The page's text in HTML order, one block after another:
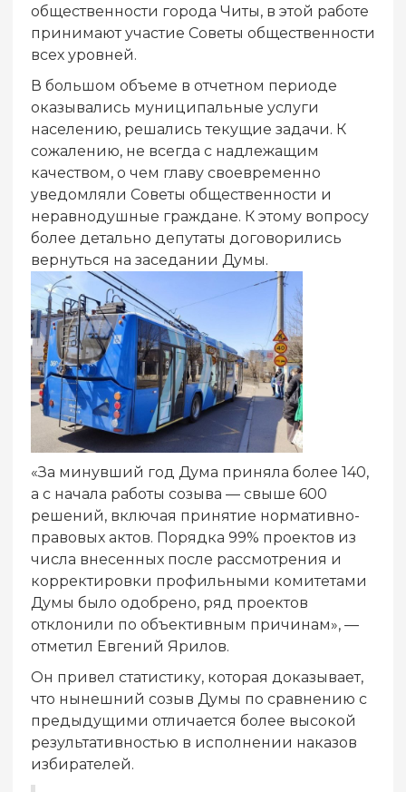
общественности города Читы, в этой работе
принимают участие Советы общественности
всех уровней.
В большом объеме в отчетном периоде
оказывались муниципальные услуги
населению, решались текущие задачи. К
сожалению, не всегда с надлежащим
качеством, о чем главу своевременно
уведомляли Советы общественности и
неравнодушные граждане. К этому вопросу
более детально депутаты договорились
вернуться на заседании Думы.
«За минувший год Дума приняла более 140,
а с начала работы созыва — свыше 600
решений, включая принятие нормативно-
правовых актов. Порядка 99% проектов из
числа внесенных после рассмотрения и
корректировки профильными комитетами
Думы было одобрено, ряд проектов
отклонили по объективным причинам», —
отметил Евгений Ярилов.
Он привел статистику, которая доказывает,
что нынешний созыв Думы по сравнению с
предыдущими отличается более высокой
результативностью в исполнении наказов
избирателей.